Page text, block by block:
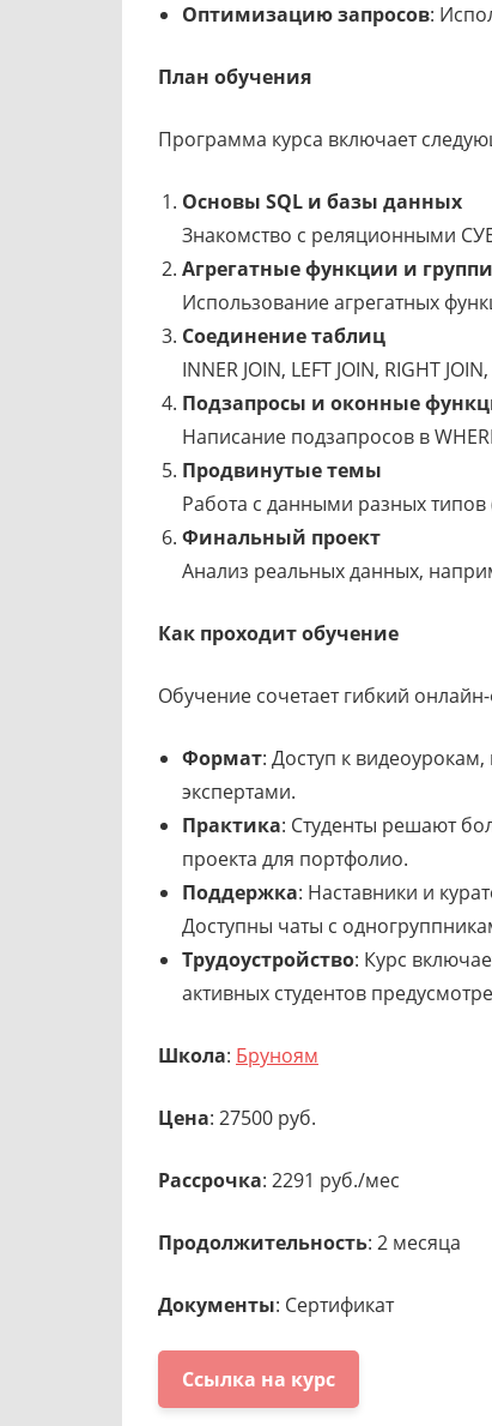
Оптимизацию запросов:
План обучения
Программа курса включает
Основы SQL и базы данных
Знакомство с реляционными
Агрегатные функции и
Использование агрегатных
Соединение таблиц
INNER JOIN, LEFT JOIN, RIGHT
Подзапросы и оконные
Написание подзапросов в
Продвинутые темы
Работа с данными разных типов
Финальный проект
Анализ реальных данных,
Как проходит обучение
Обучение сочетает гибкий
Формат: Доступ к
экспертами.
Практика: Студенты решают
проекта для портфолио.
Поддержка: Наставники и
Доступны чаты с
Трудоустройство: Курс
активных студентов
Школа: Бруноям
Цена: 27500 руб.
Рассрочка: 2291 руб./мес
Продолжительность: 2 месяца
Документы: Сертификат
Ссылка на курс